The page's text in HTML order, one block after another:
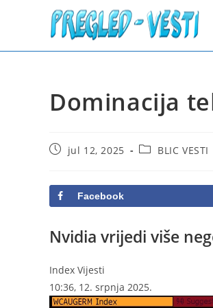
Dominacija
Postjul 12, 2025
PostBLIC VESTI
Facebook
Nvidia vrijedi više
Index Vijesti
10:36, 12. srpnja 2025.